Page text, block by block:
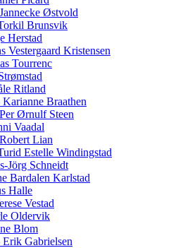
Østvold
Brunsvik
Herstad
Vestergaard Kristensen
Tourrenc
Ritland
Braathen
Ørnulf Steen
Vaadal
Lian
Estelle Windingstad
Jörg Schneidt
Bardalen Karlstad
Halle
Vestad
Oldervik
Blom
Gabrielsen